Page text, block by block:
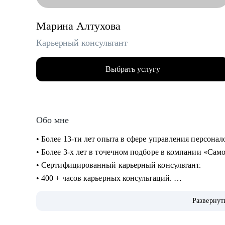
Марина Алтухова
Карьерный консультант
Выбрать услугу
Обо мне
• Более 3-х лет в точечном подборе в компании
• Сертифицированный карьерный консультант.
• 400 + часов карьерных консультаций.
• 300+ закрытых офисных вакансий от Junior до